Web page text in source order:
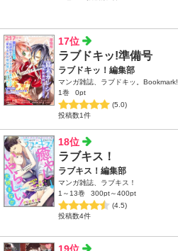
17位
ラブドキッ!準備号
ラブドキッ！編集部
マンガ雑誌、ラブドキッ。Bookmark!
1巻
0pt
(5.0)
投稿数1件
18位
ラブキス！
ラブキス！編集部
マンガ雑誌、ラブキス！
1～13巻
300pt～400pt
(4.5)
投稿数4件
19位